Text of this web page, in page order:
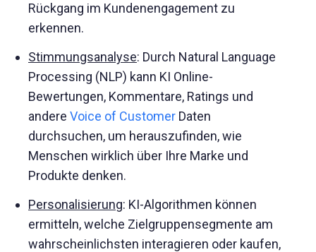
Rückgang im Kundenengagement zu
erkennen.
Stimmungsanalyse: Durch Natural Language
Processing (NLP) kann KI Online-
Bewertungen, Kommentare, Ratings und
andere Voice of Customer Daten
durchsuchen, um herauszufinden, wie
Menschen wirklich über Ihre Marke und
Produkte denken.
Personalisierung: KI-Algorithmen können
ermitteln, welche Zielgruppensegmente am
wahrscheinlichsten interagieren oder kaufen,